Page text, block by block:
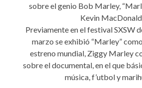
sobre el genio Bob Marley,
Kevin MacDonald.
Previamente en el festival SXSW
marzo se exhibió “Marley”
estreno mundial, Ziggy Marley
sobre el documental, en el que
música, f’utbol y